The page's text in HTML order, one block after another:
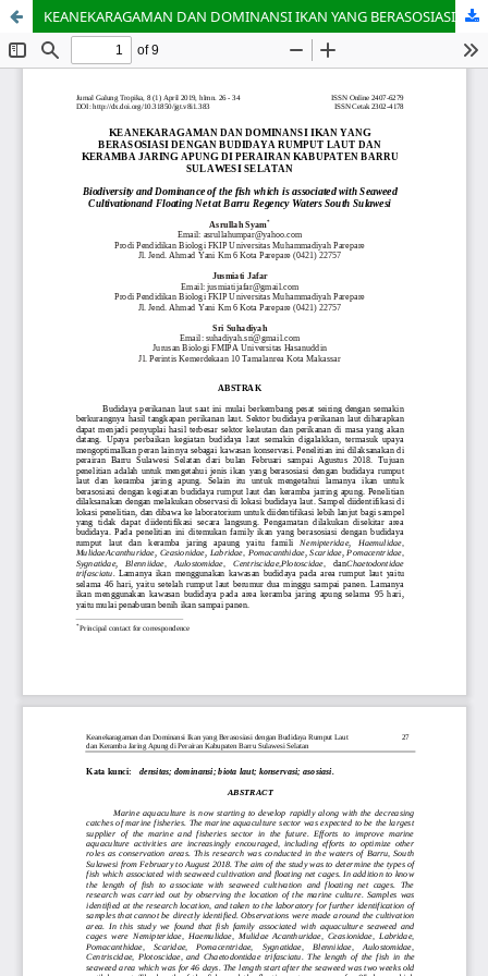
KEANEKARAGAMAN DAN DOMINANSI IKAN YANG BERASOSIASI DENGAN BUDIDAYA RUMPUT LAUT DAN KERAMBA JARING APUNG DI PERAIRAN KABUPATEN BARRU SULAWESI SELATAN